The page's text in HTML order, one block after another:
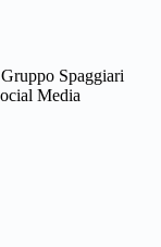
Spaggiari
Media